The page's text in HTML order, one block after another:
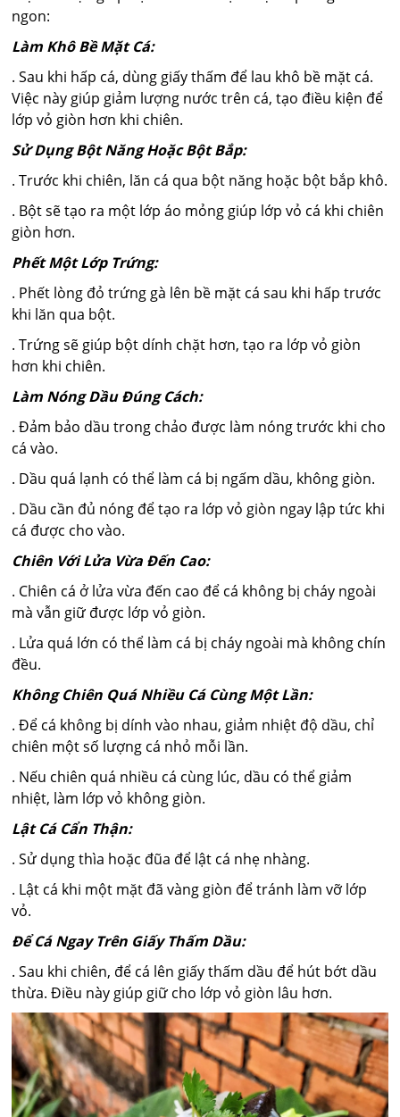
ngon:
Làm Khô Bề Mặt Cá:
. Sau khi hấp cá, dùng giấy thấm để lau khô bề mặt cá.
Việc này giúp giảm lượng nước trên cá, tạo điều kiện để
lớp vỏ giòn hơn khi chiên.
Sử Dụng Bột Năng Hoặc Bột Bắp:
. Trước khi chiên, lăn cá qua bột năng hoặc bột bắp khô.
. Bột sẽ tạo ra một lớp áo mỏng giúp lớp vỏ cá khi chiên
giòn hơn.
Phết Một Lớp Trứng:
. Phết lòng đỏ trứng gà lên bề mặt cá sau khi hấp trước
khi lăn qua bột.
. Trứng sẽ giúp bột dính chặt hơn, tạo ra lớp vỏ giòn
hơn khi chiên.
Làm Nóng Dầu Đúng Cách:
. Đảm bảo dầu trong chảo được làm nóng trước khi cho
cá vào.
. Dầu quá lạnh có thể làm cá bị ngấm dầu, không giòn.
. Dầu cần đủ nóng để tạo ra lớp vỏ giòn ngay lập tức khi
cá được cho vào.
Chiên Với Lửa Vừa Đến Cao:
. Chiên cá ở lửa vừa đến cao để cá không bị cháy ngoài
mà vẫn giữ được lớp vỏ giòn.
. Lửa quá lớn có thể làm cá bị cháy ngoài mà không chín
đều.
Không Chiên Quá Nhiều Cá Cùng Một Lần:
. Để cá không bị dính vào nhau, giảm nhiệt độ dầu, chỉ
chiên một số lượng cá nhỏ mỗi lần.
. Nếu chiên quá nhiều cá cùng lúc, dầu có thể giảm
nhiệt, làm lớp vỏ không giòn.
Lật Cá Cẩn Thận:
. Sử dụng thìa hoặc đũa để lật cá nhẹ nhàng.
. Lật cá khi một mặt đã vàng giòn để tránh làm vỡ lớp
vỏ.
Để Cá Ngay Trên Giấy Thấm Dầu:
. Sau khi chiên, để cá lên giấy thấm dầu để hút bớt dầu
thừa. Điều này giúp giữ cho lớp vỏ giòn lâu hơn.